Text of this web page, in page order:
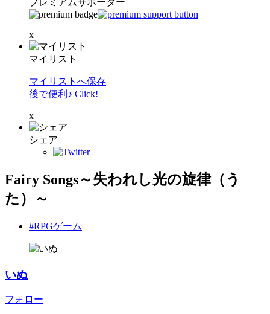
プレミアムサポーター
x
マイリスト
マイリストへ保存
後で便利♪ Click!
x
シェア
Fairy Songs～失われし光の旋律（う
た）～
#RPGゲーム
いぬ
フォロー